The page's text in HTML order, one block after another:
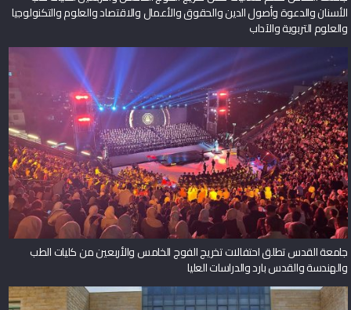
الأسنان والدعوة وأصول الدين والحقوق والأعمال والاقتصاد والعلوم والتكنولوجيا
والعلوم التربوية والآداب
جامعة القدس تطلق احتفالات تخريج الفوج الخامس والأربعين من كليات الطب
والهندسة والقدس بارد والدراسات العليا